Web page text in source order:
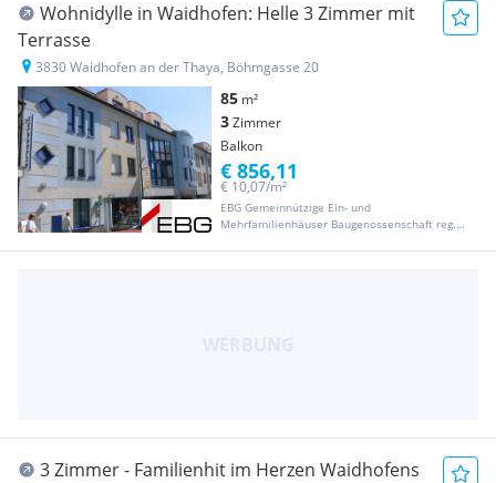
Wohnidylle in Waidhofen: Helle 3 Zimmer mit
Terrasse
3830 Waidhofen an der Thaya, Böhmgasse 20
85 m²
3Zimmer
Balkon
EBG Gemeinnützige Ein- und
Mehrfamilienhäuser Baugenossenschaft reg.
€ 10,07/m²
€ 856,11
3 Zimmer - Familienhit im Herzen Waidhofens